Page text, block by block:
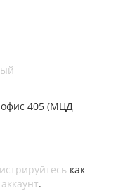
офис 405 (МЦД
как
.